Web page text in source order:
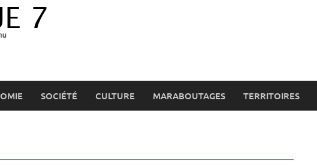
SOCIÉTÉ CULTURE MARABOUTAGES TERRITOIRES